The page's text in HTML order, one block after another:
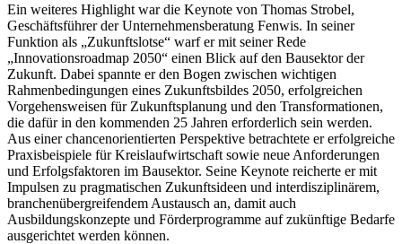
Ein weiteres Highlight war die Keynote von Thomas Strobel,
Geschäftsführer der Unternehmensberatung Fenwis. In seiner
Funktion als „Zukunftslotse“ warf er mit seiner Rede
„Innovationsroadmap 2050“ einen Blick auf den Bausektor der
Zukunft. Dabei spannte er den Bogen zwischen wichtigen
Rahmenbedingungen eines Zukunftsbildes 2050, erfolgreichen
Vorgehensweisen für Zukunftsplanung und den Transformationen,
die dafür in den kommenden 25 Jahren erforderlich sein werden.
Aus einer chancenorientierten Perspektive betrachtete er erfolgreiche
Praxisbeispiele für Kreislaufwirtschaft sowie neue Anforderungen
und Erfolgsfaktoren im Bausektor. Seine Keynote reicherte er mit
Impulsen zu pragmatischen Zukunftsideen und interdisziplinärem,
branchenübergreifendem Austausch an, damit auch
Ausbildungskonzepte und Förderprogramme auf zukünftige Bedarfe
ausgerichtet werden können.